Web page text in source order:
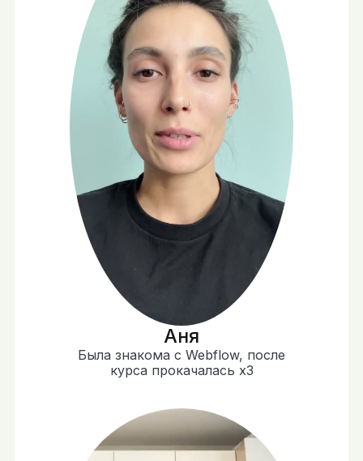
Аня
Была знакома с Webflow, после
курса прокачалась х3